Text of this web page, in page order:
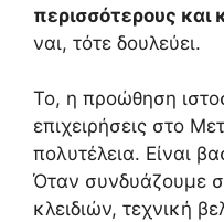
περισσότερους και
ναι, τότε δουλεύει.
Το, η προώθηση
επιχειρήσεις στο
πολυτέλεια. Είναι
Όταν συνδυάζουμε
κλειδιών, τεχνική